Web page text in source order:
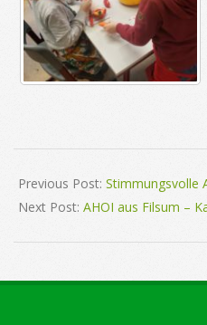
02-
15
Previous Post: Stimmungsvolle
Next Post: AHOI aus Filsum –